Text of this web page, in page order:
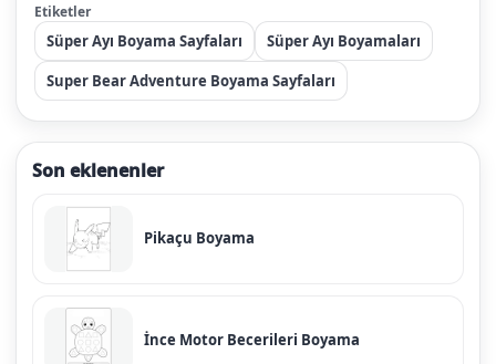
Etiketler
Süper Ayı Boyama Sayfaları
Süper Ayı Boyamaları
Super Bear Adventure Boyama Sayfaları
Son eklenenler
Pikaçu Boyama
İnce Motor Becerileri Boyama